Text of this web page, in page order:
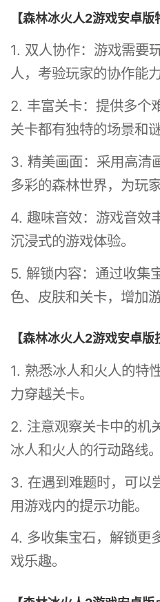
【森林冰火人2游戏安卓版
1. 双人协作：游戏需要
人，考验玩家的协作能
2. 丰富关卡：提供多个
关卡都有独特的场景和
3. 精美画面：采用高清
多彩的森林世界，为玩
4. 趣味音效：游戏音效
沉浸式的游戏体验。
5. 解锁内容：通过收集
色、皮肤和关卡，增加
【森林冰火人2游戏安卓版
1. 熟悉冰人和火人的特
力穿越关卡。
2. 注意观察关卡中的机
冰人和火人的行动路线。
3. 在遇到难题时，可以
用游戏内的提示功能。
4. 多收集宝石，解锁更
戏乐趣。